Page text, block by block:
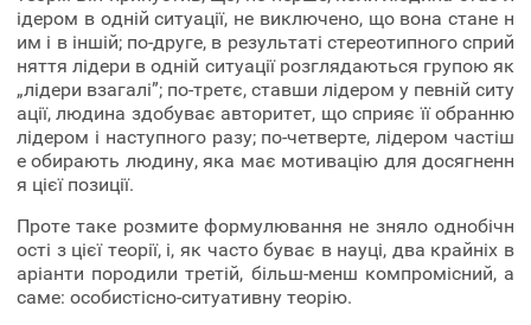
ідером в одній ситуації, не виключено, що вона стане н
им і в іншій; по-друге, в результаті стереотипного сприй
няття лідери в одній ситуації розглядаються групою як
„лідери взагалі”; по-третє, ставши лідером у певній ситу
ації, людина здобуває авторитет, що сприяє її обранню
лідером і наступного разу; по-четверте, лідером частіш
е обирають людину, яка має мотивацію для досягненн
я цієї позиції.
Проте таке розмите формулювання не зняло однобічн
ості з цієї теорії, і, як часто буває в науці, два крайніх в
аріанти породили третій, більш-менш компромісний, а
саме: особистісно-ситуативну теорію.